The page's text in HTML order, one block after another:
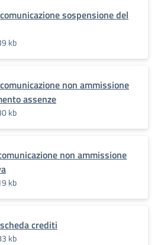
sospensione del
kb
non ammissione
assenze
kb
non ammissione
kb
crediti
kb